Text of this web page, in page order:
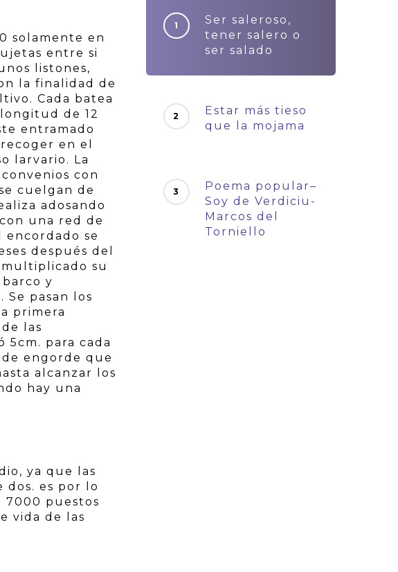
solamente en
entre si
listones,
la finalidad de
Cada batea
de 12
entramado
en el
larvario. La
con
cuelgan de
adosando
una red de
encordado se
después del
su
y
Se pasan los
primera
las
para cada
engorde que
alcanzar los
hay una
ya que las
dos. es por lo
7000 puestos
vida de las
Ser saleroso,
tener salero o
ser salado
Estar más tieso
que la mojama
Poema popular–
Soy de Verdiciu-
Marcos del
Torniello